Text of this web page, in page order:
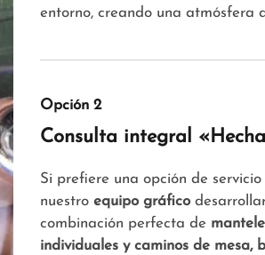
entorno, creando una atmósfera
Opción 2
Consulta integral
Si prefiere una opción de
nuestro equipo gráfico
combinación perfecta de
individuales y caminos de mesa,